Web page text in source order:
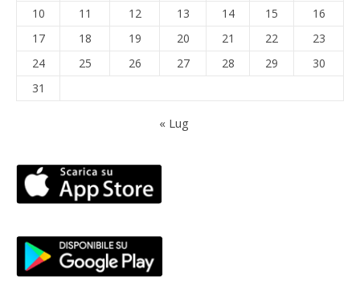
10
11 12 13 14 15
16
17
18 19 20 21 22
23
24
25 26 27 28 29
30
31
« Lug